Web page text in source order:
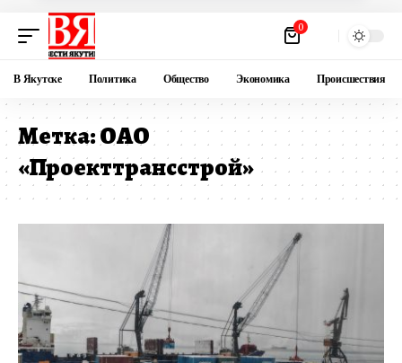
0
В Якутске Политика Общество Экономика Происшествия
Метка:ОАО
«Проекттрансстрой»